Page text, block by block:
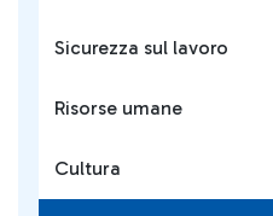
Sicurezza sul lavoro
Risorse umane
Cultura